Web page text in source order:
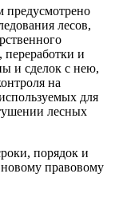
предусмотрено
лесов,
переработки и
и сделок с нею,
на
для
лесных
порядок и
новому правовому